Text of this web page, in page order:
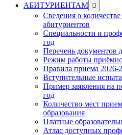
АБИТУРИЕНТАМ Show
sub
menu
Сведения о
абитуриентов
Специальности и
год
Перечень документов
Режим работы
Правила приема 2026-
Вступительные
Пример заявления на
год
Количество мест
образования
Платные
Атлас доступных